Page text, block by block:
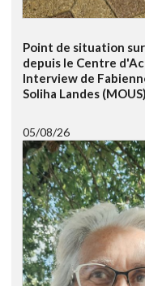
Point de situation
depuis le Centre
Interview de
Soliha Landes
05/08/26